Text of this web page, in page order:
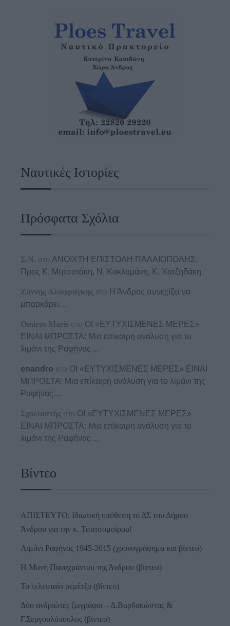
Ναυτικές Ιστορίες
Πρόσφατα Σχόλια
Σ.Ν. στο ΑΝΟΙΧΤΗ ΕΠΙΣΤΟΛΗ ΠΑΛΑΙΟΠΟΛΗΣ:
Προς K. Μητσοτάκη, N. Κακλαμάνη, K. Χατζηδάκη
Ζαννης Αλαφραγκης στο Η Άνδρος συνεχίζει να
μπαρκάρει…
Omiros Maris στο ΟΙ «ΕΥΤΥΧΙΣΜΕΝΕΣ ΜΕΡΕΣ»
ΕΙΝΑΙ ΜΠΡΟΣΤΑ: Μια επίκαιρη ανάλυση για το
λιμάνι της Ραφήνας…
enandro στο ΟΙ «ΕΥΤΥΧΙΣΜΕΝΕΣ ΜΕΡΕΣ» ΕΙΝΑΙ
ΜΠΡΟΣΤΑ: Μια επίκαιρη ανάλυση για το λιμάνι της
Ραφήνας…
Σχολιαστής στο ΟΙ «ΕΥΤΥΧΙΣΜΕΝΕΣ ΜΕΡΕΣ»
ΕΙΝΑΙ ΜΠΡΟΣΤΑ: Μια επίκαιρη ανάλυση για το
λιμάνι της Ραφήνας…
Βίντεο
ΑΠΙΣΤΕΥΤΟ: Ιδιωτική υπόθεση το ΔΣ του Δήμου
Άνδρου για την κ. Τσατσομοίρου!
Λιμάνι Ραφήνας 1945-2015 (χρονογράφημα και βίντεο)
Η Μονή Παναχράντου της Άνδρου (βίντεο)
Το τελευταίο ρεμέτζο (βίντεο)
Δύο ανδριώτες ζωγράφοι – Δ.Βαρδακώστας &
Γ.Σεργουλόπουλος (βίντεο)